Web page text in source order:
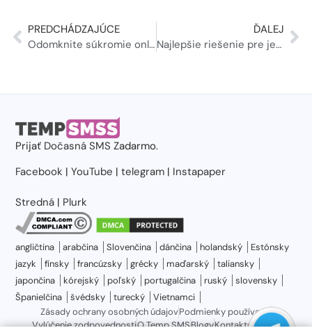
PREDCHÁDZAJÚCE
Odomknite súkromie online pomocou dočasných telefónnych čísel vo Francúzsku 2024
ĎALEJ
Najlepšie riešenie pre jednorazové 10-minútové čísla.
Prijať Dočasná SMS Zadarmo.
Facebook |YouTube |telegram | Instapaper
Stredná | Plurk
angličtina arabčina Slovenčina dánčina holandský
Estónsky
jazyk
fínsky francúzsky grécky maďarský
taliansky
japončina
kórejský poľský portugalčina ruský
slovensky
Španielčina
švédsky turecký
Vietnamci
Zásady ochrany osobných údajovPodmienky používania
Vylúčenie zodpovednostiO Temp SMSBlogyKontaktujte nás